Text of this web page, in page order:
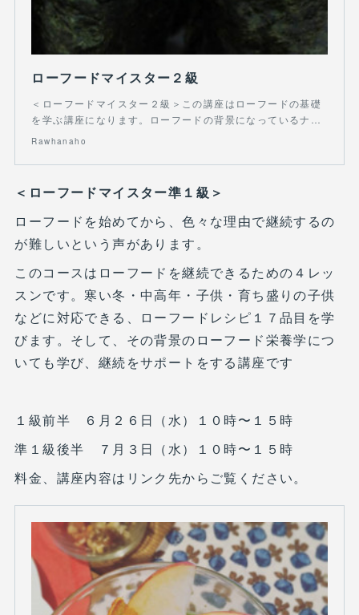
ローフードマイスター２級
＜ローフードマイスター２級＞この講座はローフードの基礎
を学ぶ講座になります。ローフードの背景になっているナ…
Rawhanaho
＜ローフードマイスター準１級＞
ローフードを始めてから、色々な理由で継続するの
が難しいという声があります。
このコースはローフードを継続できるための４レッ
スンです。寒い冬・中高年・子供・育ち盛りの子供
などに対応できる、ローフードレシピ１７品目を学
びます。そして、その背景のローフード栄養学につ
いても学び、継続をサポートをする講座です
１級前半 ６月２６日（水）１０時〜１５時
準１級後半 ７月３日（水）１０時〜１５時
料金、講座内容はリンク先からご覧ください。